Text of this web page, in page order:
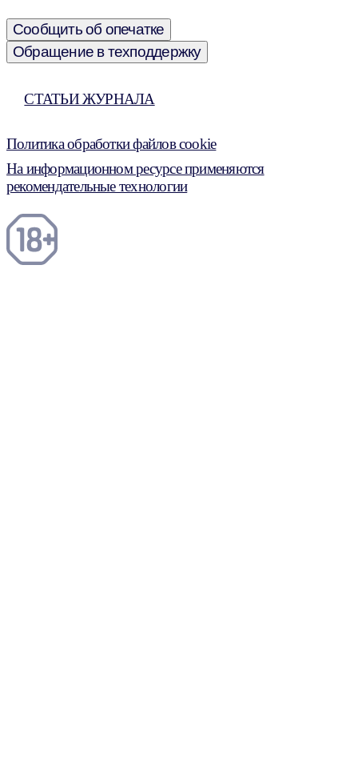
Сообщить об опечатке
Обращение в техподдержку
СТАТЬИ ЖУРНАЛА
Политика обработки файлов cookie
На информационном ресурсе применяются
рекомендательные технологии